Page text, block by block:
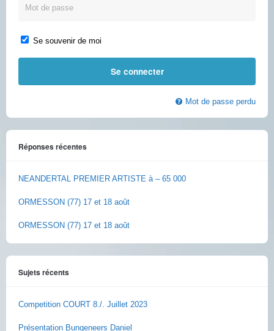
Se souvenir de moi
Mot de passe perdu
Réponses récentes
NEANDERTAL PREMIER ARTISTE à – 65 000
ORMESSON (77) 17 et 18 août
ORMESSON (77) 17 et 18 août
Sujets récents
Competition COURT 8./. Juillet 2023
Présentation Bungeneers Daniel